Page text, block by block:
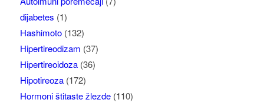
dijabetes (1)
Hashimoto(132)
Hipertireodizam (37)
Hipertireoidoza(36)
Hipotireoza(172)
Hormoni štitaste žlezde(110)